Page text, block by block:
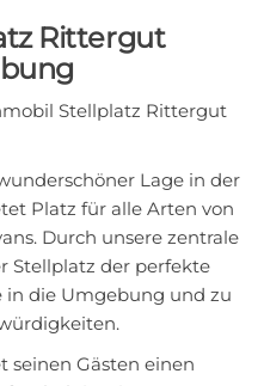
Rittergut
Stellplatz Rittergut
Lage in der
Platz für alle Arten von
Durch unsere zentrale
Stellplatz der perfekte
die Umgebung und zu
seinen Gästen einen